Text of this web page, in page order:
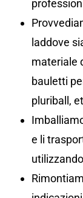
laddove
materiale
bauletti
pluriball,
e li